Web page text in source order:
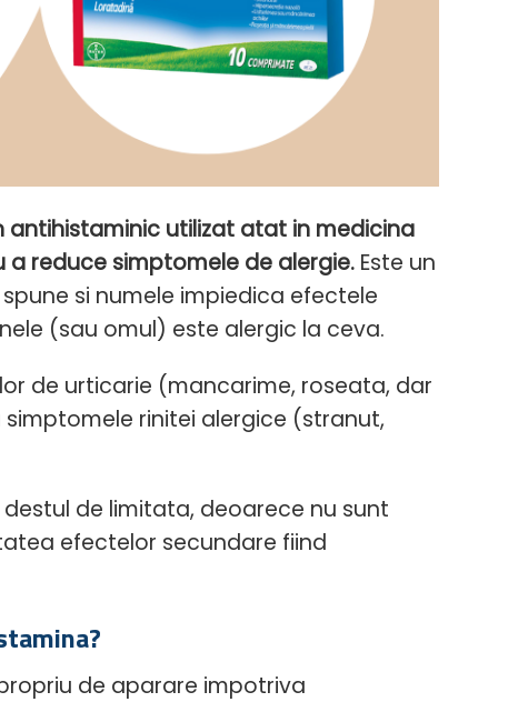
utilizat atat in medicina
a reduce simptomele de alergie. Este un
si numele impiedica efectele
(sau omul) este alergic la ceva.
de urticarie (mancarime, roseata, dar
simptomele rinitei alergice (stranut,
de limitata, deoarece nu sunt
efectelor secundare fiind
de aparare impotriva